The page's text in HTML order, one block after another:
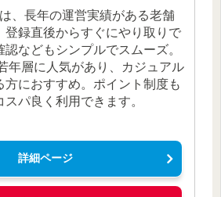
、長年の運営実績がある老舗
登録直後からすぐにやり取りで
などもシンプルでスムーズ。
年層に人気があり、カジュアル
方におすすめ。ポイント制度も
パ良く利用できます。
詳細ページ